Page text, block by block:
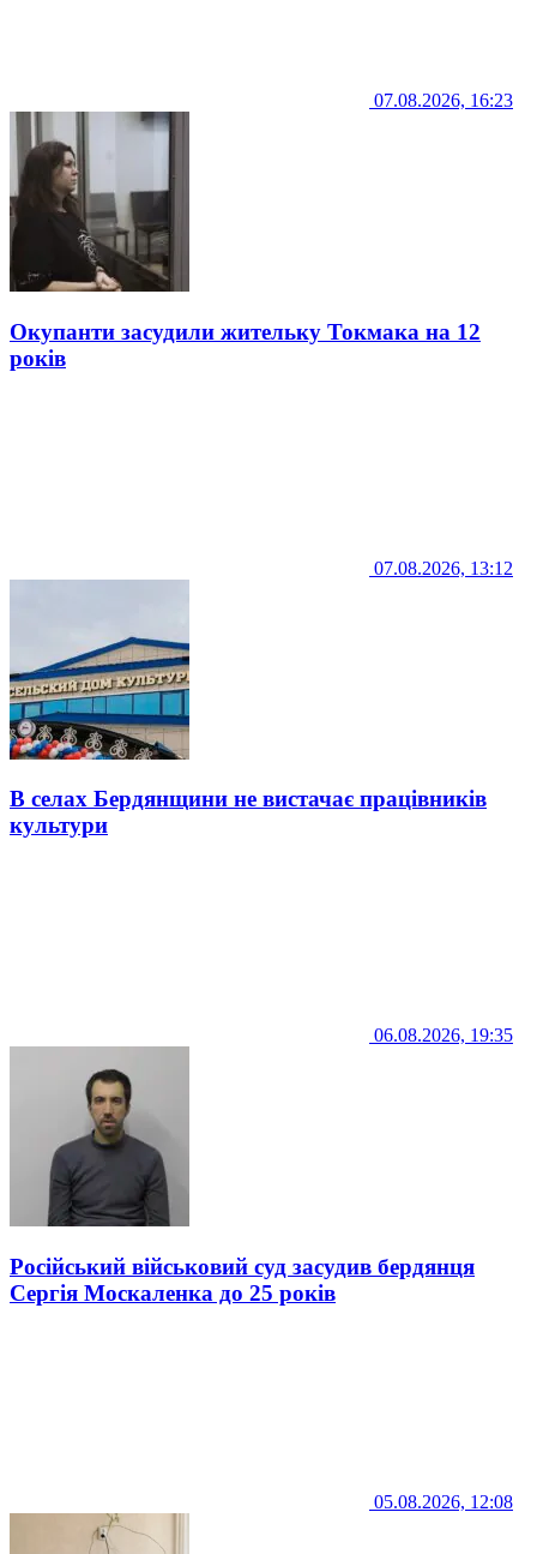
07.08.2026, 16:23
Окупанти засудили жительку Токмака на 12
років
07.08.2026, 13:12
В селах Бердянщини не вистачає працівників
культури
06.08.2026, 19:35
Російський військовий суд засудив бердянця
Сергія Москаленка до 25 років
05.08.2026, 12:08